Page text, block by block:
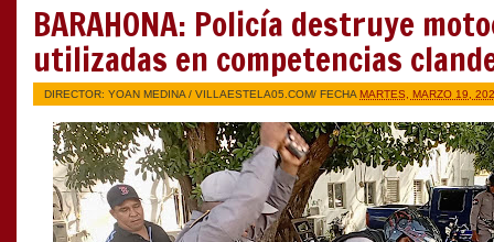
BARAHONA: Policía destruye
utilizadas en competencias
DIRECTOR: YOAN MEDINA / VILLAESTELA05.COM/ FECHA MARTES, MARZO 19,